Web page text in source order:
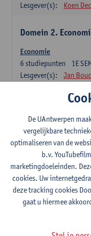
Lesgever(s):
Koen
Domein 2.
Economie
1E
6 studiepunten
Lesgever(s):
Jan
Domein 3.
Accountancy
1E/2E
6studiepunten
Lesgever(s):
Tom
Domein 6.
Beschrijvende
2E
3studiepunten
De UAntwerpen
vergelijkbare
optimaliseren van de
b.v.
marketingdoeleinden.
cookies. Uw
deze tracking cookies
gaat u hiermee